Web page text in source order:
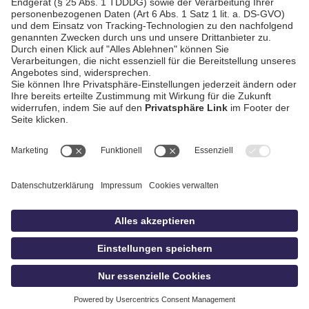
AGB / Gewinnspiele
Datenschutz
Impressum
idowa
Privatsphäre